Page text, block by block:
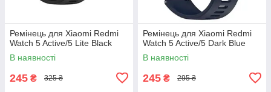
Ремінець для Xiaomi Redmi
Watch 5 Active/5 Lite Black
В наявності
245 ₴ 325 ₴
Ремінець для Xiaomi Redmi
Watch 5 Active/5 Dark Blue
В наявності
245 ₴ 295 ₴